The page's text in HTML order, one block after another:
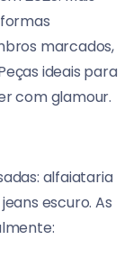
marcados,
ideais para
com glamour.
alfaiataria
escuro. As